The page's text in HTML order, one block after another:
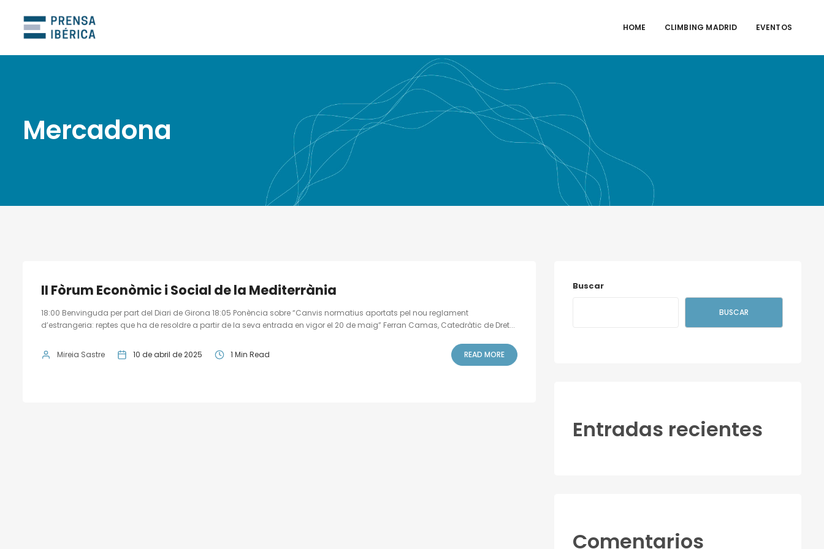
HOME CLIMBING MADRID EVENTOS
Mercadona
II Fòrum Econòmic i Social de la Mediterrània
18:00 Benvinguda per part del Diari de Girona 18:05 Ponència sobre “Canvis normatius aportats pel nou reglament
d’estrangeria: reptes que ha de resoldre a partir de la seva entrada en vigor el 20 de maig” Ferran Camas, Catedràtic de Dret...
Mireia Sastre 10 de abril de 2025 1 Min Read READ MORE
Buscar
BUSCAR
Entradas recientes
Comentarios